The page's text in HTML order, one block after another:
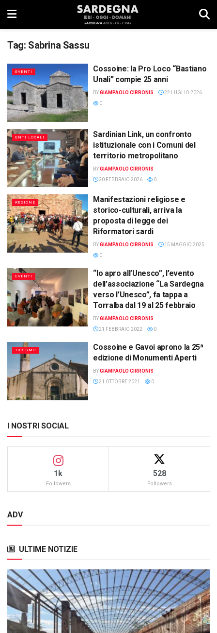
Tag: Sabrina Sassu
EVENTI
Cossoine: la Pro Loco “Bastiano
Unali” compie 25 anni
BYGIAMPAOLO CIRRONIS
22 LUGLIO 2026
0
ENTI LOCALI
Sardinian Link, un confronto
istituzionale con i Comuni del
territorio metropolitano
BYGIAMPAOLO CIRRONIS
20 FEBBRAIO 2026
0
REGIONE
Manifestazioni religiose e
storico-culturali, arriva la
proposta di legge dei
Riformatori sardi
BYGIAMPAOLO CIRRONIS
15 MAGGIO 2025
0
EVENTI
“Io apro all’Unesco”, l’evento
dell’associazione “La Sardegna
verso l’Unesco”, fa tappa a
Torralba dal 19 al 25 febbraio
BYGIAMPAOLO CIRRONIS
21 FEBBRAIO 2022
0
TURISMO
Cossoine e Gavoi aprono la 25ª
edizione di Monumenti Aperti
BYGIAMPAOLO CIRRONIS
21 OTTOBRE 2021
0
I NOSTRI SOCIAL
1k
Followers
528
Followers
ADV
ULTIME NOTIZIE